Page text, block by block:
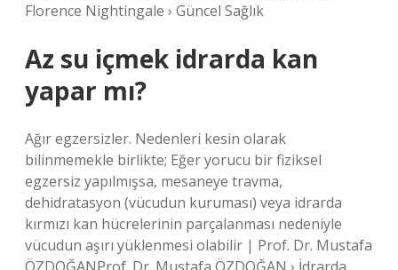
Florence Nightingale › Güncel Sağlık
Az su içmek idrarda kan
yapar mı?
Ağır egzersizler. Nedenleri kesin olarak
bilinmemekle birlikte; Eğer yorucu bir fiziksel
egzersiz yapılmışsa, mesaneye travma,
dehidratasyon (vücudun kuruması) veya idrarda
kırmızı kan hücrelerinin parçalanması nedeniyle
vücudun aşırı yüklenmesi olabilir | Prof. Dr. Mustafa